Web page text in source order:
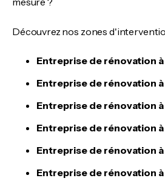
Découvrez nos zones
Entreprise de rénovation
Entreprise de rénovation à
Entreprise de rénovation
Entreprise de rénovation
Entreprise de rénovation
Entreprise de rénovation